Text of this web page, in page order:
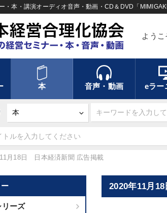
・本・講演オーディオ音声・動画・CD＆DVD「
ようこ
本 音声・動画 eラー
月18日 日本経済新聞 広告掲載
リーズ
2020年11月